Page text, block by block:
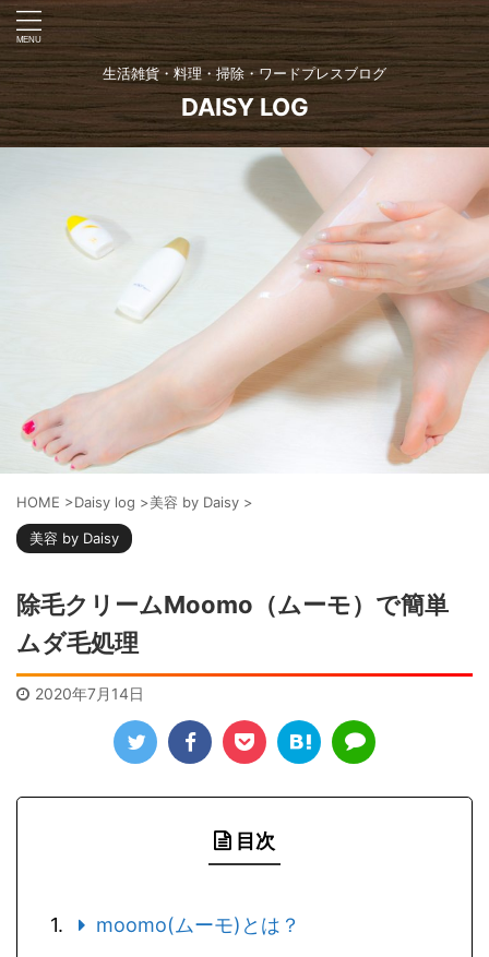
生活雑貨・料理・掃除・ワードプレスブログ
DAISY LOG
HOME >Daisy log >美容 by Daisy >
美容 by Daisy
除毛クリームMoomo（ムーモ）で簡単
ムダ毛処理
2020年7月14日
目次
moomo(ムーモ)とは？